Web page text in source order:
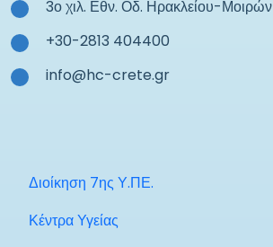
3ο χιλ. Εθν. Οδ. Ηρακλείου-Μοιρών
+30-2813 404400
info@hc-crete.gr
Διοίκηση 7ης Υ.ΠΕ.
Κέντρα Υγείας